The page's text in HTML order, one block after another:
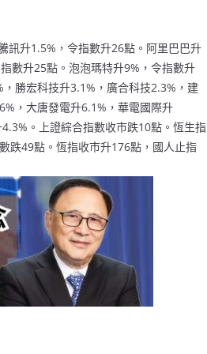
訊升1.5%，令指數升26點。阿里巴巴升
數升25點。泡泡瑪特升9%，令指數升
勝宏科技升3.1%，廣合科技2.3%，建
，大唐發電升6.1%，華電國際升
。上證綜合指數收市跌10點。恆生指
跌49點。恆指收市升176點，國人止指